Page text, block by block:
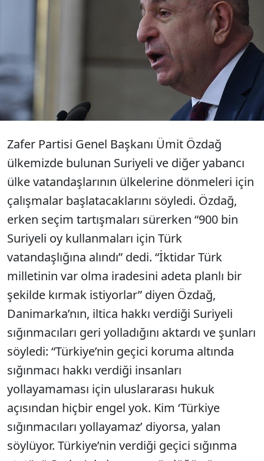
Seçim için Suriyelilerin hızlıca vatandaş
yapıldığını söyleyen Zafer Partisi Genel
Başkanı Ümit Özdağ “Suriyelilerin 10 yıl oy
kullanmaması için yasa teklifi vereceğiz”
Zafer Partisi Genel Başkanı Ümit Özdağ
ülkemizde bulunan Suriyeli ve diğer yabancı
ülke vatandaşlarının ülkelerine dönmeleri için
çalışmalar başlatacaklarını söyledi. Özdağ,
erken seçim tartışmaları sürerken “900 bin
Suriyeli oy kullanmaları için Türk
vatandaşlığına alındı” dedi. “İktidar Türk
milletinin var olma iradesini adeta planlı bir
şekilde kırmak istiyorlar” diyen Özdağ,
Danimarka’nın, iltica hakkı verdiği Suriyeli
sığınmacıları geri yolladığını aktardı ve şunları
söyledi: “Türkiye’nin geçici koruma altında
sığınmacı hakkı verdiği insanları
yollayamaması için uluslararası hukuk
açısından hiçbir engel yok. Kim ‘Türkiye
sığınmacıları yollayamaz’ diyorsa, yalan
söylüyor. Türkiye’nin verdiği geçici sığınma